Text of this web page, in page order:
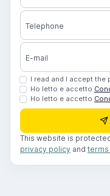
Telephone
E-mail
I read and I accept the
Ho letto e accetto
Ho letto e accetto
This website is
privacy policy and